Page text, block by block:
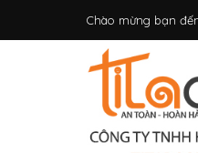
Chào mừng bạn